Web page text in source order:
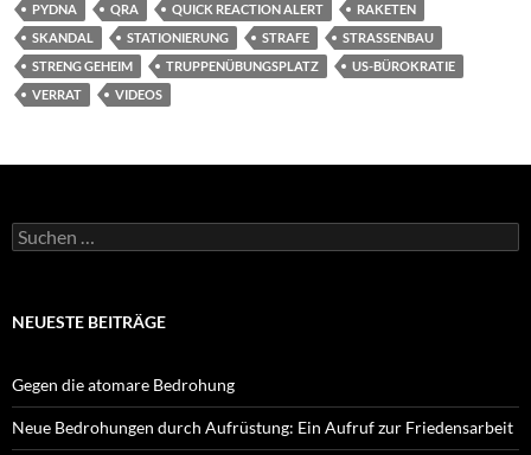
PYDNA
QRA QUICK REACTION ALERT
RAKETEN
SKANDAL
STATIONIERUNG STRAFE
STRASSENBAU
STRENG GEHEIM
TRUPPENÜBUNGSPLATZ
US-BÜROKRATIE
VERRAT
VIDEOS
Suchen
nach:
NEUESTE BEITRÄGE
Gegen die atomare Bedrohung
Neue Bedrohungen durch Aufrüstung: Ein Aufruf zur Friedensarbeit